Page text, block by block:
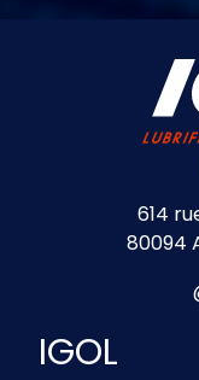
614
80094
IGOL